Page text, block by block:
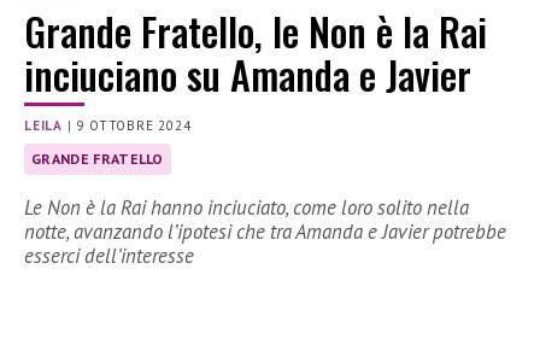
Grande Fratello, le Non è la Rai
inciuciano su Amanda e Javier
LEILA | 9 OTTOBRE 2024
GRANDE FRATELLO
Le Non è la Rai hanno inciuciato, come loro solito nella
notte, avanzando l’ipotesi che tra Amanda e Javier potrebbe
esserci dell’interesse